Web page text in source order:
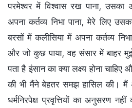
परमेश्वर में विश्वास रख पाना,
अपना कर्तव्य निभा पाना, मेरे लिए
बरसों में कलीसिया में अपना कर्तव्य
और जो कुछ पाया, वह संसार में बाहर
पता है इंसान का क्या लक्ष्य होना चाहिए
की भी मैंने बेहतर समझ हासिल की। मैं
धर्मनिरपेक्ष प्रवृत्तियों का अनुसरण